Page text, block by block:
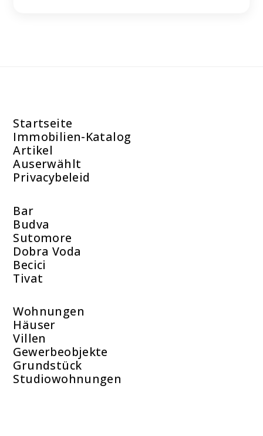
Startseite
Immobilien-Katalog
Artikel
Auserwählt
Privacybeleid
Bar
Budva
Sutomore
Dobra Voda
Becici
Tivat
Wohnungen
Häuser
Villen
Gewerbeobjekte
Grundstück
Studiowohnungen